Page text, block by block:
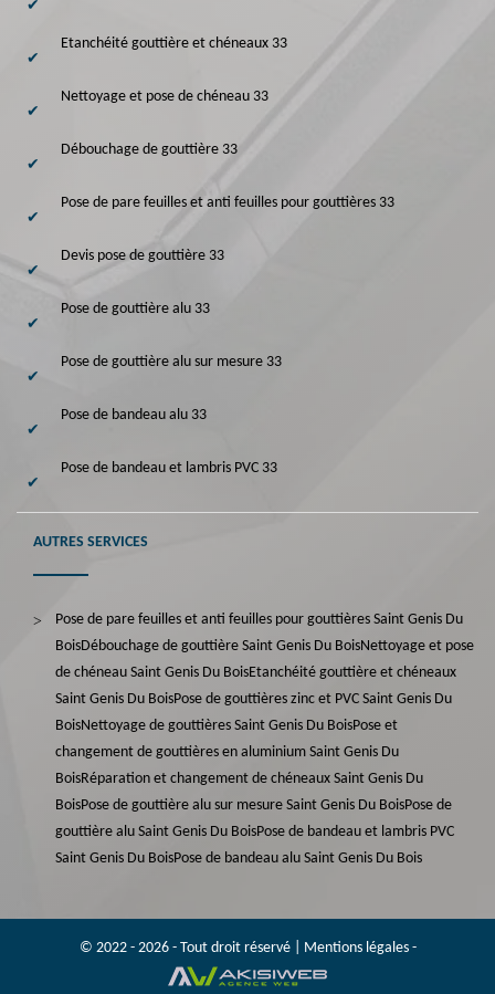
Etanchéité gouttière et chéneaux 33
Nettoyage et pose de chéneau 33
Débouchage de gouttière 33
Pose de pare feuilles et anti feuilles pour gouttières 33
Devis pose de gouttière 33
Pose de gouttière alu 33
Pose de gouttière alu sur mesure 33
Pose de bandeau alu 33
Pose de bandeau et lambris PVC 33
AUTRES SERVICES
Pose de pare feuilles et anti feuilles pour gouttières Saint Genis Du
BoisDébouchage de gouttière Saint Genis Du BoisNettoyage et pose
de chéneau Saint Genis Du BoisEtanchéité gouttière et chéneaux
Saint Genis Du BoisPose de gouttières zinc et PVC Saint Genis Du
BoisNettoyage de gouttières Saint Genis Du BoisPose et
changement de gouttières en aluminium Saint Genis Du
BoisRéparation et changement de chéneaux Saint Genis Du
BoisPose de gouttière alu sur mesure Saint Genis Du BoisPose de
gouttière alu Saint Genis Du BoisPose de bandeau et lambris PVC
Saint Genis Du BoisPose de bandeau alu Saint Genis Du Bois
© 2022 - 2026 - Tout droit réservé | Mentions légales-